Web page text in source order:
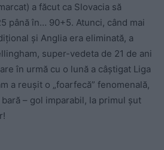
a făcut ca Slovacia să
până în… 90+5. Atunci, când mai
și Anglia era eliminată, a
super-vedeta de 21 de ani
în urmă cu o lună a câștigat Liga
a reușit o „foarfecă” fenomenală,
– gol imparabil, la primul șut